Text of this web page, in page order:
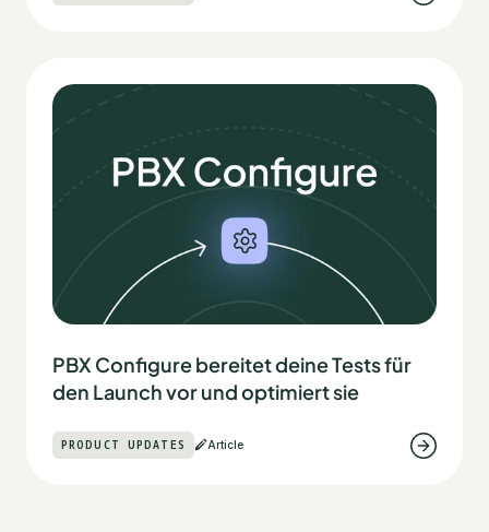
PBX Configure bereitet deine Tests für
den Launch vor und optimiert sie
PRODUCT UPDATES Article